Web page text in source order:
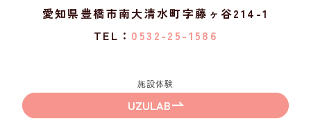
愛知県豊橋市南大清水町字藤ヶ谷214-1
TEL： 0532-25-1586
施設体験
UZULAB